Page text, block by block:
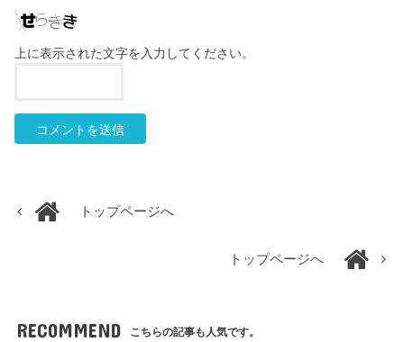
上に表示された文字を入力してください。
トップページへ
トップページへ
RECOMMEND こちらの記事も人気です。